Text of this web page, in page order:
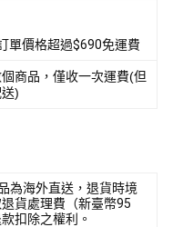
單價格超過$690免運費
商品，僅收一次運費(但
)
為海外直送，退貨時境
貨處理費（新臺幣95
扣除之權利。